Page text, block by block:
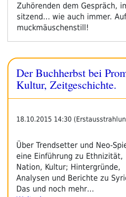
Zuhörenden dem Gespräch,
sitzend… wie auch immer.
muckmäuschenstill!
Der Buchherbst bei
Kultur, Zeitgeschichte.
18.10.2015 14:30
Über Trendsetter und Neo-
eine Einführung zu Ethnizität,
Nation, Kultur; Hintergründe,
Analysen und Berichte zu
Das und noch mehr…